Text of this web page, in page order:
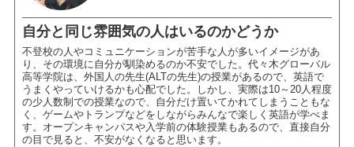
自分と同じ雰囲気の人はいるのかどうか
不登校の人やコミュニケーションが苦手な人が多いイメージがあ
り、その環境に自分が馴染めるのか不安でした。代々木グローバル
高等学院は、外国人の先生(ALTの先生)の授業があるので、英語で
うまくやっていけるかも心配でした。しかし、実際は10～20人程度
の少人数制での授業なので、自分だけ置いてかれてしまうこともな
く、ゲームやトランプなどをしながらみんなで楽しく英語が学べま
す。オープンキャンパスや入学前の体験授業もあるので、直接自分
の目で見ると、不安がなくなると思います。